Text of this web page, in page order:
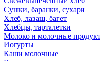
Сушки, баранки, сухари
Хлеб, лаваш, багет
Хлебцы, тарталетки
Молоко и молочные
Йогурты
Каши молочные